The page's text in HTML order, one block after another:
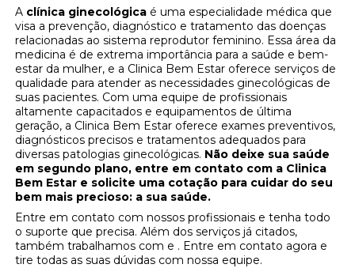
A clínica ginecológica é uma especialidade médica que
visa a prevenção, diagnóstico e tratamento das doenças
relacionadas ao sistema reprodutor feminino. Essa área da
medicina é de extrema importância para a saúde e bem-
estar da mulher, e a Clinica Bem Estar oferece serviços de
qualidade para atender as necessidades ginecológicas de
suas pacientes. Com uma equipe de profissionais
altamente capacitados e equipamentos de última
geração, a Clinica Bem Estar oferece exames preventivos,
diagnósticos precisos e tratamentos adequados para
diversas patologias ginecológicas. Não deixe sua saúde
em segundo plano, entre em contato com a Clinica
Bem Estar e solicite uma cotação para cuidar do seu
bem mais precioso: a sua saúde.
Entre em contato com nossos profissionais e tenha todo
o suporte que precisa. Além dos serviços já citados,
também trabalhamos com e . Entre em contato agora e
tire todas as suas dúvidas com nossa equipe.